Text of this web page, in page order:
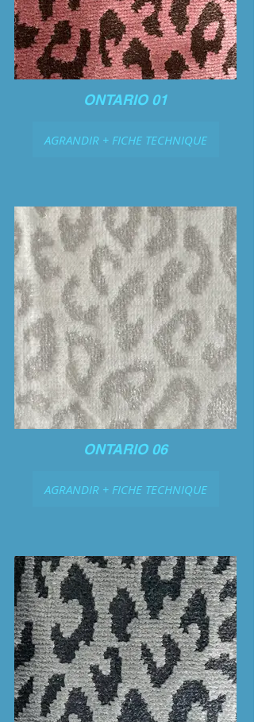
ONTARIO 01
AGRANDIR + FICHE TECHNIQUE
ONTARIO 06
AGRANDIR + FICHE TECHNIQUE